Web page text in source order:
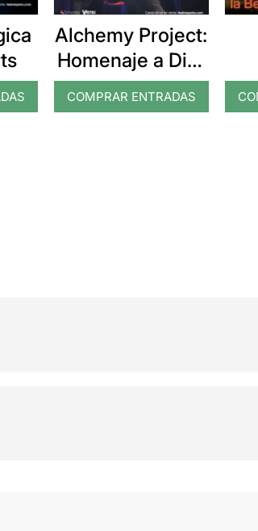
Alchemy Project:
Homenaje a Dire
Straits
COMPRAR ENTRADAS